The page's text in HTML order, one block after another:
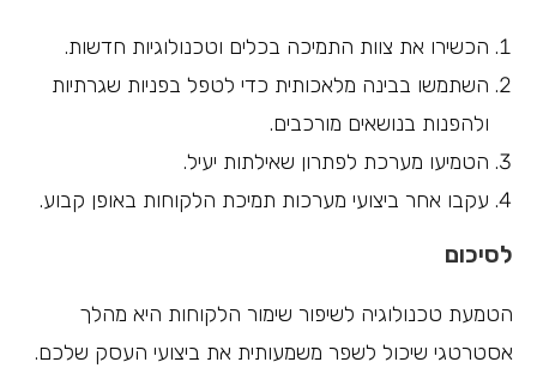
הכשירו את צוות התמיכה בכלים וטכנולוגיות חדשות.
השתמשו בבינה מלאכותית כדי לטפל בפניות שגרתיות
ולהפנות בנושאים מורכבים.
הטמיעו מערכת לפתרון שאילתות יעיל.
עקבו אחר ביצועי מערכות תמיכת הלקוחות באופן קבוע.
לסיכום
הטמעת טכנולוגיה לשיפור שימור הלקוחות היא מהלך
אסטרטגי שיכול לשפר משמעותית את ביצועי העסק שלכם.